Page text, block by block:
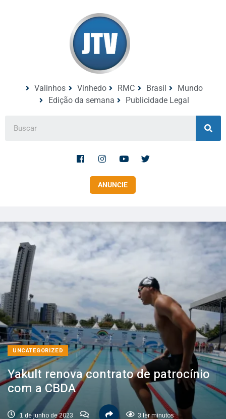
Valinhos Vinhedo RMC Brasil
Mundo
Edição da semana
Publicidade Legal
ANUNCIE
UNCATEGORIZED
Yakult renova contrato de patrocínio
com a CBDA
1 de junho de 2023 3 ler minutos